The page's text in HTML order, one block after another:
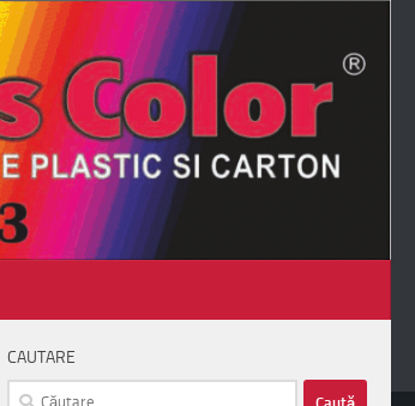
CAUTARE
Caută